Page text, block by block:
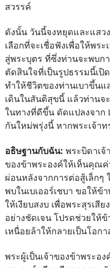
สวรรค์
ดังนั้น วันนี้จงหยุดและแสว
เลือกที่จะเชื่อฟังเพื่อให้พร
สู่พระบุตร ที่ซึ่งท่านจะพบก
ตัดสินใจที่เป็นรูปธรรมนี้เปิ
ทำให้ชีวิตของท่านเบาขึ้นแ
เดินในสันติสุขนี้ แล้วท่านจ
ในทางที่ดีขึ้น ดัดแปลงจาก
กันใหม่พรุ่งนี้ หากพระเจ้าท
อธิษฐานกับฉัน: พระบิดาเจ้
ของข้าพระองค์ให้เห็นคุณค่
ผ่อนหลังจากการต่อสู้เล็กๆ
พบในเบเออร์เชบา ขอให้ข้
ให้เงียบสงบ เพื่อพระสุรเสี
อย่างชัดเจน โปรดช่วยให้
เหนื่อยล้าให้กลายเป็นโอก
พระผู้เป็นเจ้าของข้าพระอ